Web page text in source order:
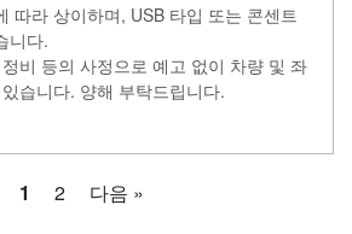
따라 상이하며, USB 타입 또는 콘센트
니다.
비 등의 사정으로 예고 없이 차량 및 좌
습니다. 양해 부탁드립니다.
1 2 다음 »